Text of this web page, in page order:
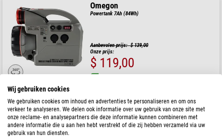
Omegon
Powertank 7Ah (84Wh)
Aanbevolen prijs: $ 139,00
Onze prijs:
$ 119,00
Klaar voor verzending in24 u
Omegon
Dauwlint 20cm, voor 50mm zoeker
Wij gebruiken cookies
We gebruiken cookies om inhoud en advertenties te personaliseren en om ons
verkeer te analyseren. We delen ook informatie over uw gebruik van onze site met
onze reclame- en analysepartners die deze informatie kunnen combineren met
andere informatie die u aan hen hebt verstrekt of die zij hebben verzameld via uw
gebruik van hun diensten.